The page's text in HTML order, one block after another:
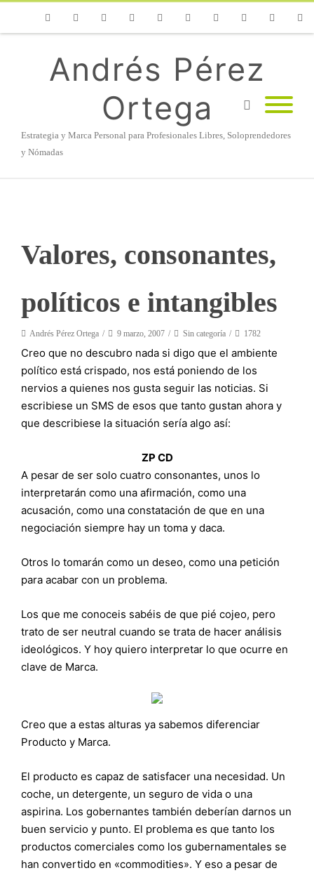
Andrés Pérez
Ortega
Estrategia y Marca Personal para Profesionales Libres, Soloprendedores
y Nómadas
Valores, consonantes,
políticos e intangibles
Andrés Pérez Ortega 9 marzo, 2007 Sin categoría 1782
Creo que no descubro nada si digo que el ambiente
político está crispado, nos está poniendo de los
nervios a quienes nos gusta seguir las noticias. Si
escribiese un SMS de esos que tanto gustan ahora y
que describiese la situación sería algo así:
ZP CD
A pesar de ser solo cuatro consonantes, unos lo
interpretarán como una afirmación, como una
acusación, como una constatación de que en una
negociación siempre hay un toma y daca.
Otros lo tomarán como un deseo, como una petición
para acabar con un problema.
Los que me conoceis sabéis de que pié cojeo, pero
trato de ser neutral cuando se trata de hacer análisis
ideológicos. Y hoy quiero interpretar lo que ocurre en
clave de Marca.
Creo que a estas alturas ya sabemos diferenciar
Producto y Marca.
El producto es capaz de satisfacer una necesidad. Un
coche, un detergente, un seguro de vida o una
aspirina. Los gobernantes también deberían darnos un
buen servicio y punto. El problema es que tanto los
productos comerciales como los gubernamentales se
han convertido en «commodities». Y eso a pesar de